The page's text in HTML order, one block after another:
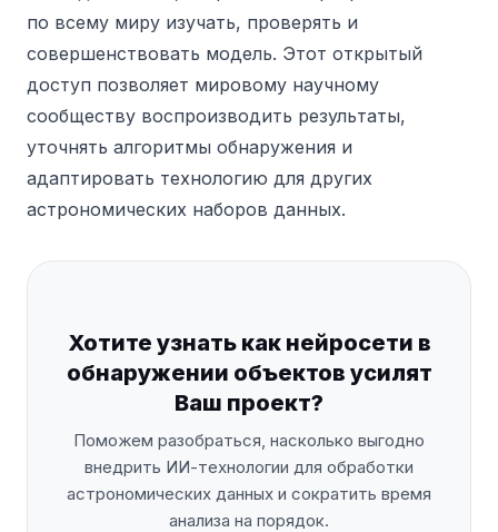
по всему миру изучать, проверять и
совершенствовать модель. Этот открытый
доступ позволяет мировому научному
сообществу воспроизводить результаты,
уточнять алгоритмы обнаружения и
адаптировать технологию для других
астрономических наборов данных.
Хотите узнать как нейросети в
обнаружении объектов усилят
Ваш проект?
Поможем разобраться, насколько выгодно
внедрить ИИ-технологии для обработки
астрономических данных и сократить время
анализа на порядок.